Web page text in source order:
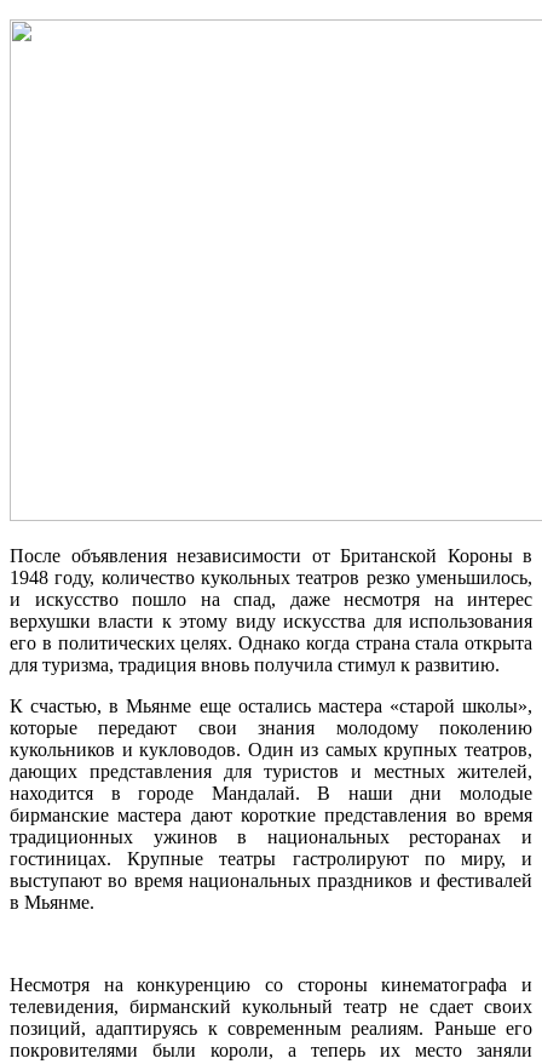
После объявления независимости от Британской Короны в
1948 году, количество кукольных театров резко уменьшилось,
и искусство пошло на спад, даже несмотря на интерес
верхушки власти к этому виду искусства для использования
его в политических целях. Однако когда страна стала открыта
для туризма, традиция вновь получила стимул к развитию.
К счастью, в Мьянме еще остались мастера «старой школы»,
которые передают свои знания молодому поколению
кукольников и кукловодов. Один из самых крупных театров,
дающих представления для туристов и местных жителей,
находится в городе Мандалай. В наши дни молодые
бирманские мастера дают короткие представления во время
традиционных ужинов в национальных ресторанах и
гостиницах. Крупные театры гастролируют по миру, и
выступают во время национальных праздников и фестивалей
в Мьянме.
Несмотря на конкуренцию со стороны кинематографа и
телевидения, бирманский кукольный театр не сдает своих
позиций, адаптируясь к современным реалиям. Раньше его
покровителями были короли, а теперь их место заняли